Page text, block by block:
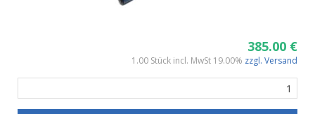
385.00 €
1.00 Stück incl. MwSt 19.00% zzgl. Versand